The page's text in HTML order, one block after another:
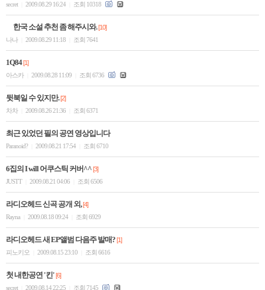
secret
2009.08.29 16:24 조회 10318
한국 소설 추천 좀 해주시와.[10]
나나
2009.08.29 11:18 조회 7641
1Q84[1]
아스카
2009.08.28 11:09 조회 6736
뒷북일 수 있지만.[2]
차차
2009.08.26 21:36 조회 6371
최근 있었던 필의 공연 영상입니다
Paranoid? 2009.08.21 17:54 조회 6710
6집의 I will 어쿠스틱 커버^^[3]
JUSTT
2009.08.21 04:06 조회 6506
라디오헤드 신곡 공개 외,[4]
Rayna
2009.08.18 09:24 조회 6929
라디오헤드 새 EP앨범 다음주 발매?[1]
피노키오
2009.08.15 23:10 조회 6616
첫 내한공연 '킨'[6]
secret
2009.08.14 22:25 조회 7145